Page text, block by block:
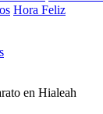
Hora Feliz
en Hialeah